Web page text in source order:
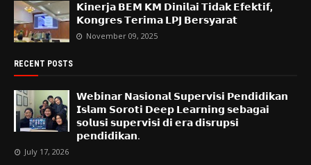
𝗞𝗶𝗻𝗲𝗿𝗷𝗮 𝗕𝗘𝗠 𝗞𝗠 𝗗𝗶𝗻𝗶𝗹𝗮𝗶 𝗧𝗶𝗱𝗮𝗸 𝗘𝗳𝗲𝗸𝘁𝗶𝗳,
𝗞𝗼𝗻𝗴𝗿𝗲𝘀 𝗧𝗲𝗿𝗶𝗺𝗮 𝗟𝗣𝗝 𝗕𝗲𝗿𝘀𝘆𝗮𝗿𝗮𝘁
November 09, 2025
RECENT POSTS
𝗪𝗲𝗯𝗶𝗻𝗮𝗿 𝗡𝗮𝘀𝗶𝗼𝗻𝗮𝗹 𝗦𝘂𝗽𝗲𝗿𝘃𝗶𝘀𝗶 𝗣𝗲𝗻𝗱𝗶𝗱𝗶𝗸𝗮𝗻
𝗜𝘀𝗹𝗮𝗺 𝗦𝗼𝗿𝗼𝘁𝗶 𝗗𝗲𝗲𝗽 𝗟𝗲𝗮𝗿𝗻𝗶𝗻𝗴 𝘀𝗲𝗯𝗮𝗴𝗮𝗶
𝘀𝗼𝗹𝘂𝘀𝗶 𝘀𝘂𝗽𝗲𝗿𝘃𝗶𝘀𝗶 𝗱𝗶 𝗲𝗿𝗮 𝗱𝗶𝘀𝗿𝘂𝗽𝘀𝗶
𝗽𝗲𝗻𝗱𝗶𝗱𝗶𝗸𝗮𝗻.
July 17, 2026